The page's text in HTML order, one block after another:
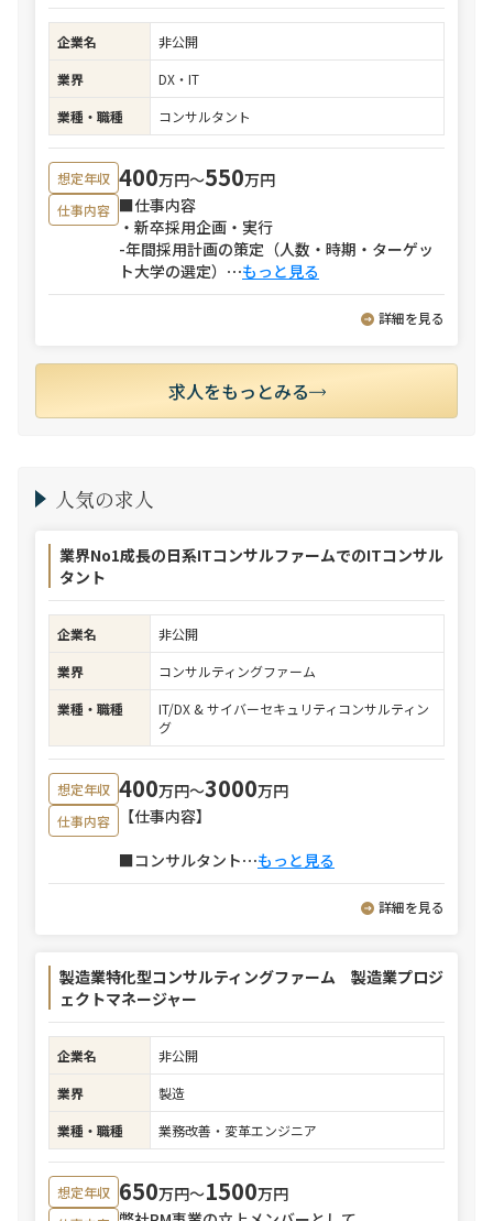
企業名
非公開
業界
DX・IT
業種・職種
コンサルタント
想定年収 400万円〜550万円
仕事内容 ■仕事内容
・新卒採用企画・実行
-年間採用計画の策定（人数・時期・ターゲッ
ト大学の選定） ⋯もっと見る
詳細を見る
求人をもっとみる
人気の求人
業界No1成長の日系ITコンサルファームでのITコンサル
タント
企業名
非公開
業界
コンサルティングファーム
業種・職種
IT/DX & サイバーセキュリティコンサルティン
グ
想定年収 400万円〜3000万円
仕事内容
【仕事内容】
■コンサルタント⋯もっと見る
詳細を見る
製造業特化型コンサルティングファーム 製造業プロジ
ェクトマネージャー
企業名
非公開
業界
製造
業種・職種
業務改善・変革エンジニア
想定年収 650万円〜1500万円